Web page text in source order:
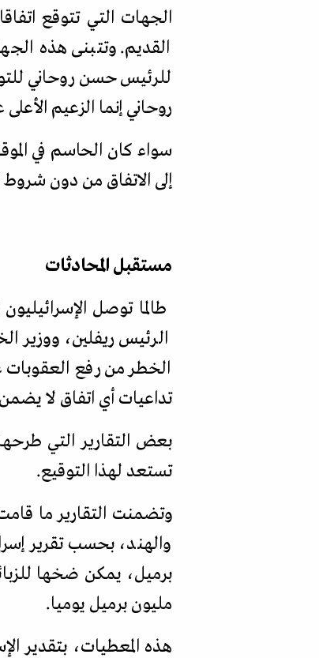
الجهات التي تتوقع
القديم. وتتبنى هذه
للرئيس حسن روحاني
روحاني إنما الزعيم
سواء كان الحاسم في
إلى الاتفاق من دون شروط
مستقبل المحادثات
طالما توصل
الرئيس ريفلين، ووزير
الخطر من رفع العقوبات
تداعيات أي اتفاق لا
بعض التقارير التي
تستعد لهذا التوقيع.
وتضمنت التقارير ما
مليون برميل يوميا.
هذه المعطيات، بتقدير